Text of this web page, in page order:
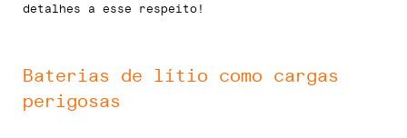
detalhes a esse respeito!
Baterias de lítio como cargas
perigosas